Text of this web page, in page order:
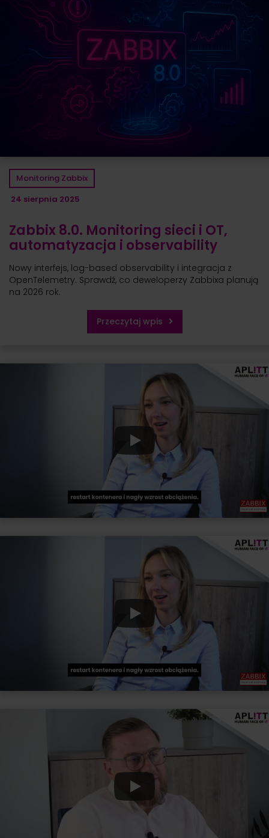
Monitoring Zabbix
24 sierpnia 2025
Zabbix 8.0. Monitoring sieci i OT,
automatyzacja i observability
Nowy interfejs, log-based observability i integracja z
OpenTelemetry. Sprawdź, co deweloperzy Zabbixa planują
na 2026 rok.
Przeczytaj wpis